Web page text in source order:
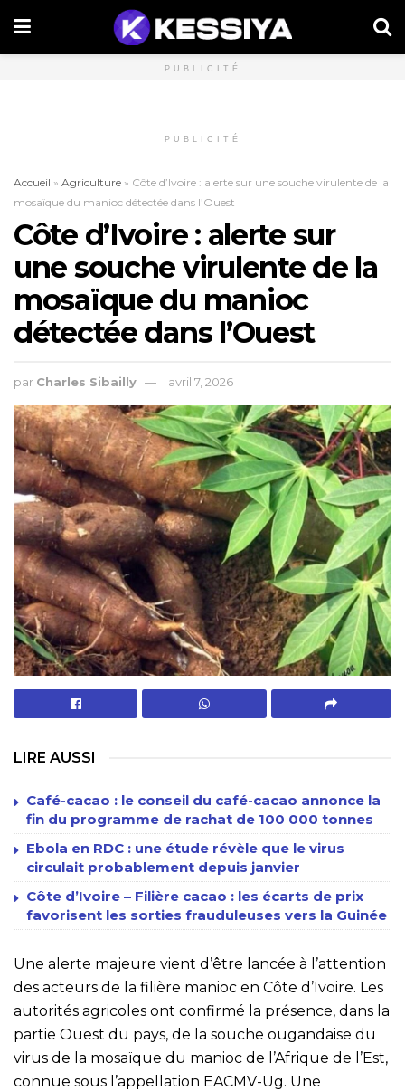
PUBLICITÉ
PUBLICITÉ
Accueil » Agriculture » Côte d’Ivoire : alerte sur une souche virulente de la
mosaïque du manioc détectée dans l’Ouest
Côte d’Ivoire : alerte sur
une souche virulente de la
mosaïque du manioc
détectée dans l’Ouest
par Charles Sibailly avril 7, 2026
LIRE AUSSI
Café-cacao : le conseil du café-cacao annonce la
fin du programme de rachat de 100 000 tonnes
Ebola en RDC : une étude révèle que le virus
circulait probablement depuis janvier
Côte d’Ivoire – Filière cacao : les écarts de prix
favorisent les sorties frauduleuses vers la Guinée
Une alerte majeure vient d’être lancée à l’attention
des acteurs de la filière manioc en Côte d’Ivoire. Les
autorités agricoles ont confirmé la présence, dans la
partie Ouest du pays, de la souche ougandaise du
virus de la mosaïque du manioc de l’Afrique de l’Est,
connue sous l’appellation EACMV-Ug. Une